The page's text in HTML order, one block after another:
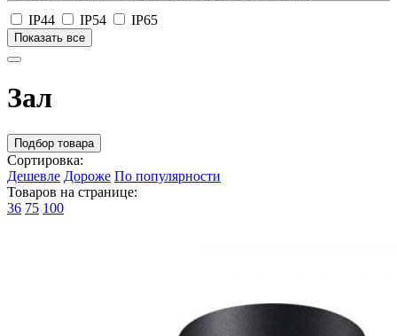
IP44
IP54 IP65
Показать все
Зал
Подбор товара
Сортировка:
Дешевле Дороже По популярности
Товаров на странице:
36 75 100